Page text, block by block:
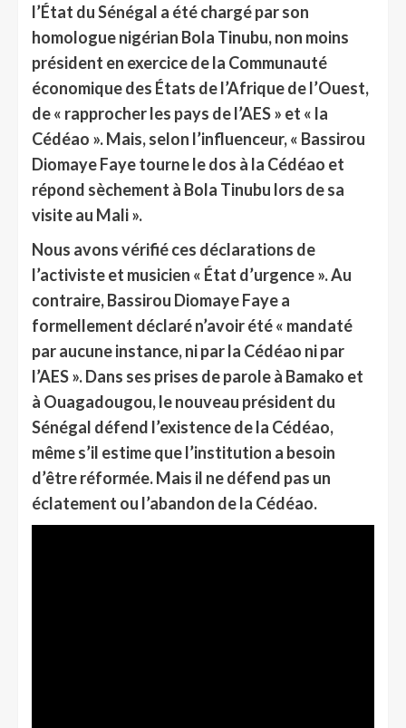
l’État du Sénégal a été chargé par son
homologue nigérian Bola Tinubu, non moins
président en exercice de la Communauté
économique des États de l’Afrique de l’Ouest,
de « rapprocher les pays de l’AES » et « la
Cédéao ». Mais, selon l’influenceur, « Bassirou
Diomaye Faye tourne le dos à la Cédéao et
répond sèchement à Bola Tinubu lors de sa
visite au Mali ».
Nous avons vérifié ces déclarations de
l’activiste et musicien « État d’urgence ». Au
contraire, Bassirou Diomaye Faye a
formellement déclaré n’avoir été « mandaté
par aucune instance, ni par la Cédéao ni par
l’AES ». Dans ses prises de parole à Bamako et
à Ouagadougou, le nouveau président du
Sénégal défend l’existence de la Cédéao,
même s’il estime que l’institution a besoin
d’être réformée. Mais il ne défend pas un
éclatement ou l’abandon de la Cédéao.